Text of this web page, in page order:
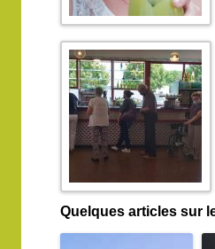
Quelques articles sur